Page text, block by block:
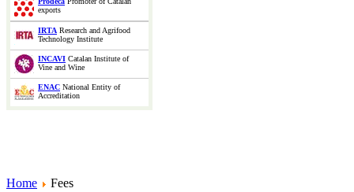
exports
IRTA Research and Agrifood
Technology Institute
INCAVI Catalan Institute of
Vine and Wine
ENAC National Entity of
Accreditation
Home
Fees